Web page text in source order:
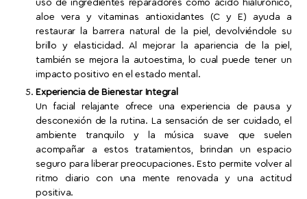
uso de ingredientes reparadores como ácido hialurónico,
aloe vera y vitaminas antioxidantes (C y E) ayuda a
restaurar la barrera natural de la piel, devolviéndole su
brillo y elasticidad. Al mejorar la apariencia de la piel,
también se mejora la autoestima, lo cual puede tener un
impacto positivo en el estado mental.
Experiencia de Bienestar Integral
Un facial relajante ofrece una experiencia de pausa y
desconexión de la rutina. La sensación de ser cuidado, el
ambiente tranquilo y la música suave que suelen
acompañar a estos tratamientos, brindan un espacio
seguro para liberar preocupaciones. Esto permite volver al
ritmo diario con una mente renovada y una actitud
positiva.